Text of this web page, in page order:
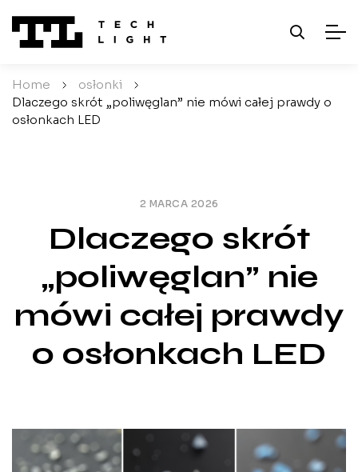
Home / osłonki
/
Dlaczego skrót „poliwęglan” nie mówi całej prawdy o
osłonkach LED
2 MARCA 2026
Dlaczego skrót
„poliwęglan” nie
mówi całej prawdy
o osłonkach LED